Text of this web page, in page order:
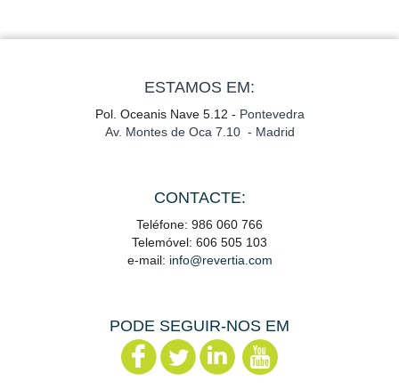
ESTAMOS EM:
Pol. Oceanis Nave 5.12 - Pontevedra
Av. Montes de Oca 7.10 - Madrid
CONTACTE:
Teléfone: 986 060 766
Telemóvel: 606 505 103
e-mail: info@revertia.com
PODE SEGUIR-NOS EM